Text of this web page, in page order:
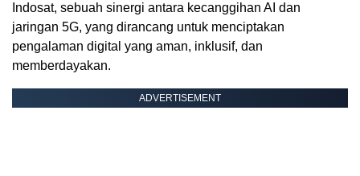
Indosat, sebuah sinergi antara kecanggihan AI dan
jaringan 5G, yang dirancang untuk menciptakan
pengalaman digital yang aman, inklusif, dan
memberdayakan.
ADVERTISEMENT